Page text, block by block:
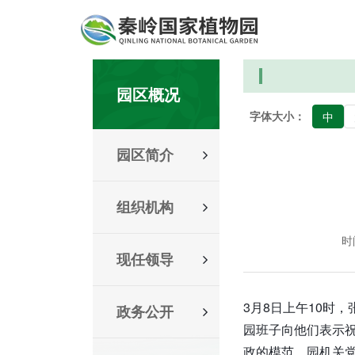
园区概况
园区简介
组织机构
现任领导
政务公开
字体大小： 中
3月8日上午10时，
园班子向他们表示